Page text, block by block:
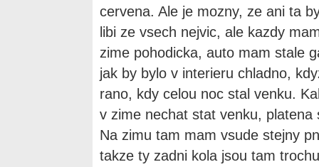
cervena. Ale je mozny, ze ani ta
libi ze vsech nejvic, ale kazdy
zime pohodicka, auto mam stale
jak by bylo v interieru chladno,
rano, kdy celou noc stal venku.
v zime nechat stat venku,
Na zimu tam mam vsude stejny
takze ty zadni kola jsou tam